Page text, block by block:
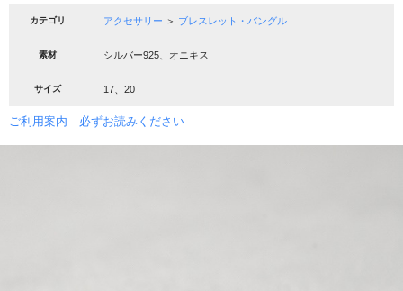
カテゴリ アクセサリー ＞ ブレスレット・バングル
素材 シルバー925、オニキス
サイズ 17、20
ご利用案内 必ずお読みください